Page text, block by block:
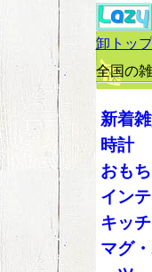
卸トップ
全国の
新着雑
時計
おも
イン
キッ
マグ